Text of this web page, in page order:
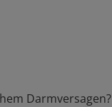
Darmversagen?